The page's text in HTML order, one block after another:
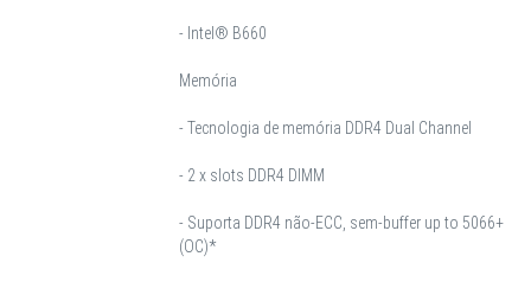
- Intel® B660
Memória
- Tecnologia de memória DDR4 Dual Channel
- 2 x slots DDR4 DIMM
- Suporta DDR4 não-ECC, sem-buffer up to 5066+
(OC)*